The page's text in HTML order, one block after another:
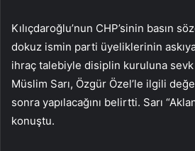
Kılıçdaroğlu’nun CHP’sinin basın
dokuz ismin parti üyeliklerinin askıya
ihraç talebiyle disiplin kuruluna sevk
Müslim Sarı, Özgür Özel’le ilgili
sonra yapılacağını belirtti. Sarı
konuştu.